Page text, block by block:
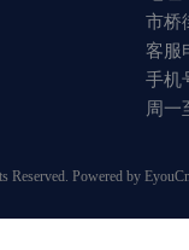
市桥
客服
手机
周一
Reserved. Powered by